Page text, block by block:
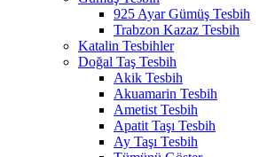
925 Ayar Gümüş Tesbih
Trabzon Kazaz Tesbih
Katalin Tesbihler
Doğal Taş Tesbih
Akik Tesbih
Akuamarin Tesbih
Ametist Tesbih
Apatit Taşı Tesbih
Ay Taşı Tesbih